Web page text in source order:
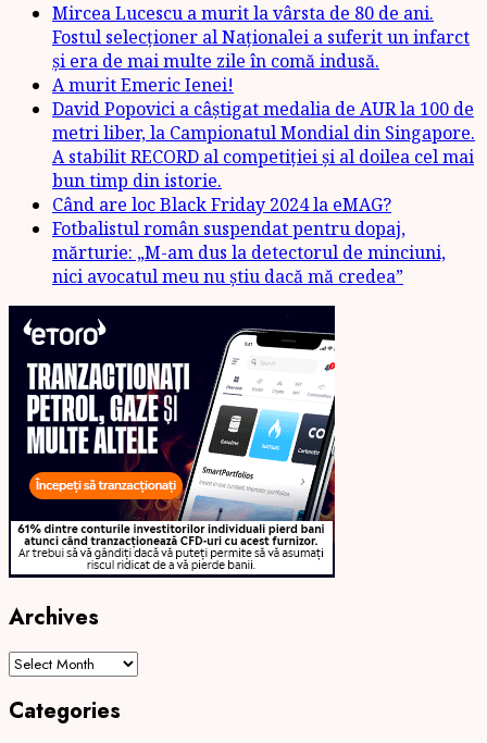
Mircea Lucescu a murit la vârsta de 80 de ani.
Fostul selecționer al Naționalei a suferit un infarct
și era de mai multe zile în comă indusă.
A murit Emeric Ienei!
David Popovici a câștigat medalia de AUR la 100 de
metri liber, la Campionatul Mondial din Singapore.
A stabilit RECORD al competiției și al doilea cel mai
bun timp din istorie.
Când are loc Black Friday 2024 la eMAG?
Fotbalistul român suspendat pentru dopaj,
mărturie: „M-am dus la detectorul de minciuni,
nici avocatul meu nu știu dacă mă credea”
Archives
Archives
Categories